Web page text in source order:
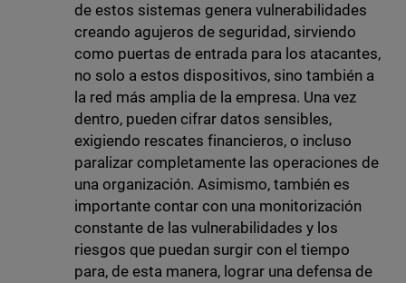
de estos sistemas genera vulnerabilidades
creando agujeros de seguridad, sirviendo
como puertas de entrada para los atacantes,
no solo a estos dispositivos, sino también a
la red más amplia de la empresa. Una vez
dentro, pueden cifrar datos sensibles,
exigiendo rescates financieros, o incluso
paralizar completamente las operaciones de
una organización. Asimismo, también es
importante contar con una monitorización
constante de las vulnerabilidades y los
riesgos que puedan surgir con el tiempo
para, de esta manera, lograr una defensa de